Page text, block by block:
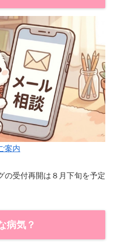
案内
の受付再開は８月下旬を予定
病気？